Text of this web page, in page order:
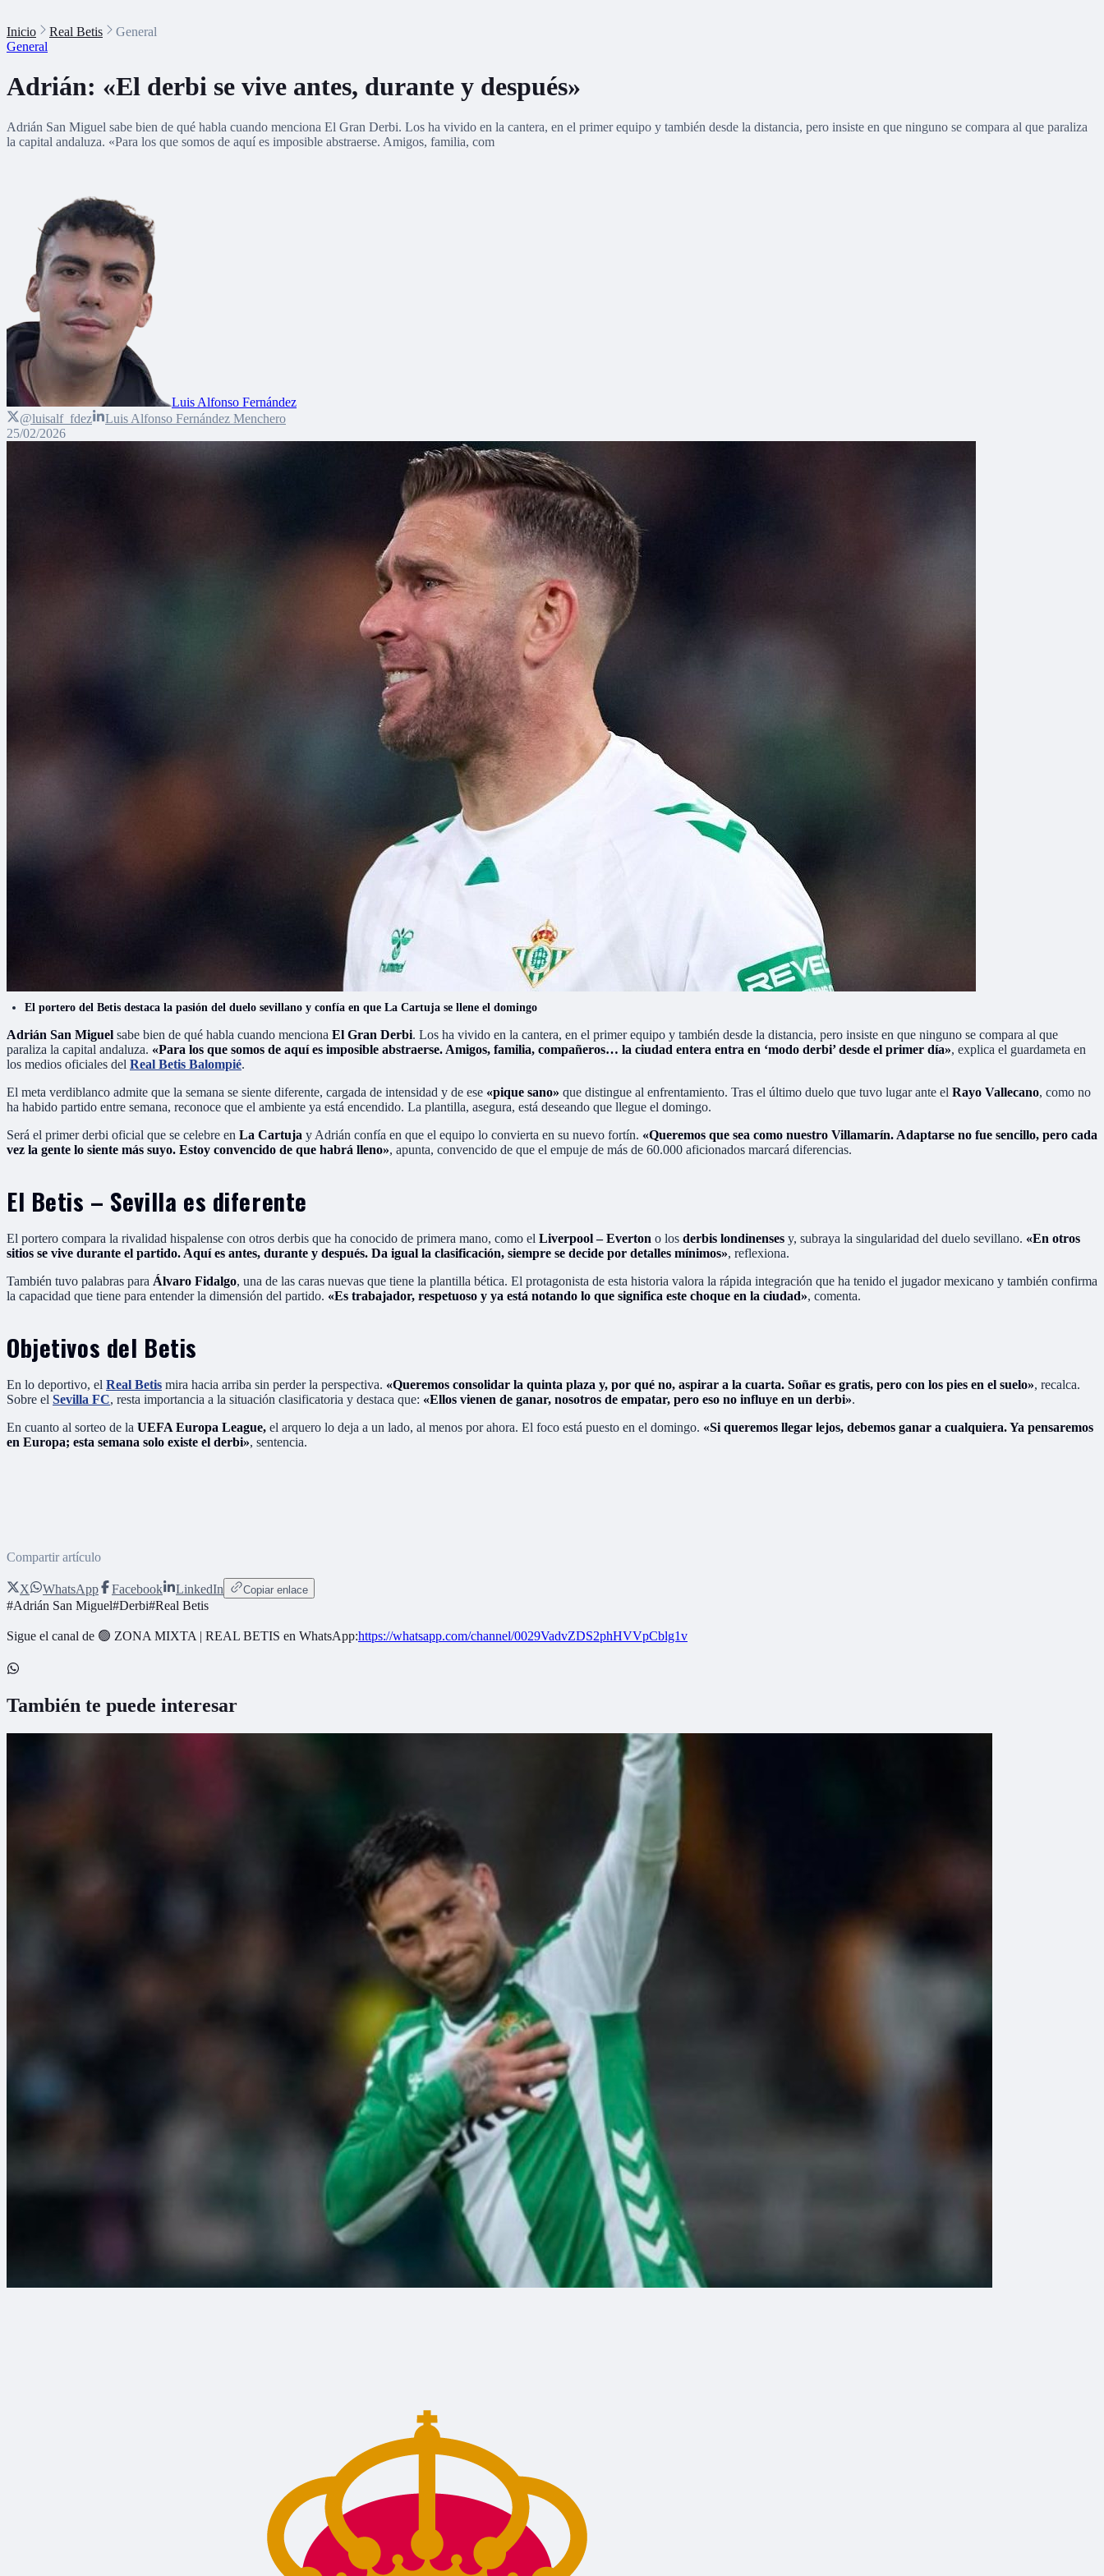
Inicio Real Betis
General
General
Adrián: «El derbi se vive antes, durante y después»
Adrián San Miguel sabe bien de qué habla cuando menciona El Gran Derbi. Los ha vivido en la cantera, en el primer equipo y también desde la distancia, pero insiste en que ninguno se compara al que paraliza
la capital andaluza. «Para los que somos de aquí es imposible abstraerse. Amigos, familia, com
Luis Alfonso Fernández
@luisalf_fdez
Luis Alfonso Fernández Menchero
25/02/2026
El portero del Betis destaca la pasión del duelo sevillano y confía en que La Cartuja se llene el domingo
Adrián San Miguel sabe bien de qué habla cuando menciona El Gran Derbi. Los ha vivido en la cantera, en el primer equipo y también desde la distancia, pero insiste en que ninguno se compara al que
paraliza la capital andaluza. «Para los que somos de aquí es imposible abstraerse. Amigos, familia, compañeros… la ciudad entera entra en ‘modo derbi’ desde el primer día», explica el guardameta en
los medios oficiales del Real Betis Balompié.
El meta verdiblanco admite que la semana se siente diferente, cargada de intensidad y de ese «pique sano» que distingue al enfrentamiento. Tras el último duelo que tuvo lugar ante el Rayo Vallecano, como no
ha habido partido entre semana, reconoce que el ambiente ya está encendido. La plantilla, asegura, está deseando que llegue el domingo.
Será el primer derbi oficial que se celebre en La Cartuja y Adrián confía en que el equipo lo convierta en su nuevo fortín. «Queremos que sea como nuestro Villamarín. Adaptarse no fue sencillo, pero cada
vez la gente lo siente más suyo. Estoy convencido de que habrá lleno», apunta, convencido de que el empuje de más de 60.000 aficionados marcará diferencias.
El Betis – Sevilla es diferente
El portero compara la rivalidad hispalense con otros derbis que ha conocido de primera mano, como el Liverpool – Everton o los derbis londinenses y, subraya la singularidad del duelo sevillano. «En otros
sitios se vive durante el partido. Aquí es antes, durante y después. Da igual la clasificación, siempre se decide por detalles mínimos», reflexiona.
También tuvo palabras para Álvaro Fidalgo, una de las caras nuevas que tiene la plantilla bética. El protagonista de esta historia valora la rápida integración que ha tenido el jugador mexicano y también confirma
la capacidad que tiene para entender la dimensión del partido. «Es trabajador, respetuoso y ya está notando lo que significa este choque en la ciudad», comenta.
Objetivos del Betis
En lo deportivo, el Real Betis mira hacia arriba sin perder la perspectiva. «Queremos consolidar la quinta plaza y, por qué no, aspirar a la cuarta. Soñar es gratis, pero con los pies en el suelo», recalca.
Sobre el Sevilla FC, resta importancia a la situación clasificatoria y destaca que: «Ellos vienen de ganar, nosotros de empatar, pero eso no influye en un derbi».
En cuanto al sorteo de la UEFA Europa League, el arquero lo deja a un lado, al menos por ahora. El foco está puesto en el domingo. «Si queremos llegar lejos, debemos ganar a cualquiera. Ya pensaremos
en Europa; esta semana solo existe el derbi», sentencia.
Compartir artículo
X WhatsApp Facebook LinkedIn Copiar enlace
#Adrián San Miguel#Derbi#Real Betis
Sigue el canal de 🟢 ZONA MIXTA | REAL BETIS en WhatsApp:https://whatsapp.com/channel/0029VadvZDS2phHVVpCblg1v
También te puede interesar